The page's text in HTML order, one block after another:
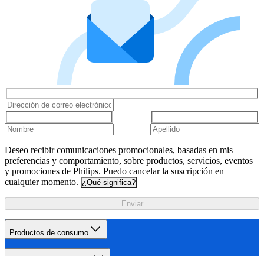
Deseo recibir comunicaciones promocionales, basadas en mis
preferencias y comportamiento, sobre productos, servicios, eventos
y promociones de Philips. Puedo cancelar la suscripción en
cualquier momento. ¿Qué significa?
Enviar
Productos de consumo